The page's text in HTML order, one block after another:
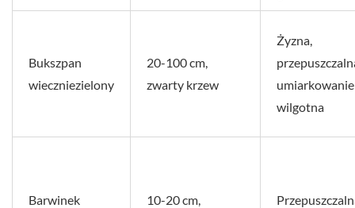
Bukszpan
wieczniezielony
20-100 cm,
zwarty krzew
Żyzna,
umiarkowanie
wilgotna
Barwinek
10-20 cm,